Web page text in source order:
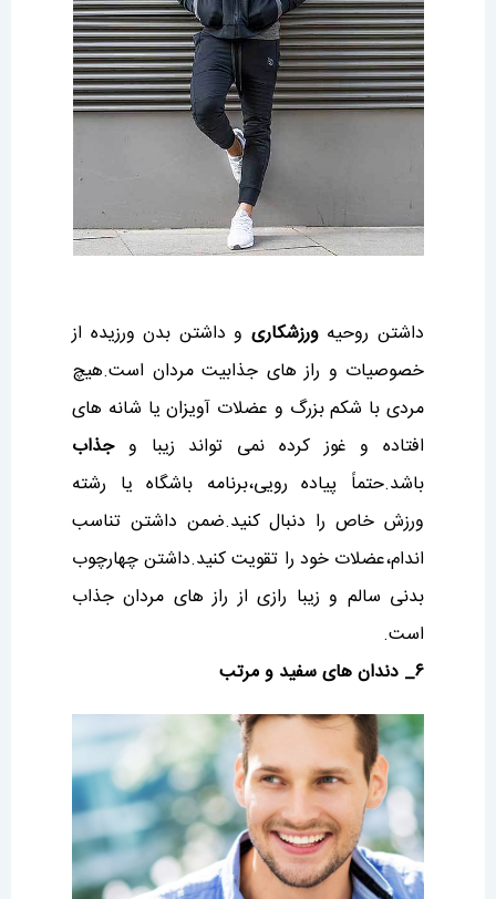
داشتن روحیه ورزشکاری و داشتن بدن ورزیده از
خصوصیات و راز های جذابیت مردان است.هیچ
مردی با شکم بزرگ و عضلات آویزان یا شانه های
افتاده و غوز کرده نمی تواند زیبا و جذاب
باشد.حتماً پیاده رویی،برنامه باشگاه یا رشته
ورزش خاص را دنبال کنید.ضمن داشتن تناسب
اندام،عضلات خود را تقویت کنید.داشتن چهارچوب
بدنی سالم و زیبا رازی از راز های مردان جذاب
است.
۶_ دندان های سفید و مرتب